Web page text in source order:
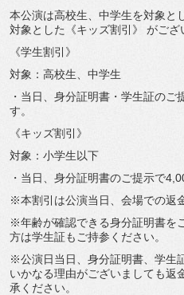
本公演は高校生、中学生を対象と
対象とした《キッズ割引》 がござ
《学生割引》
対象：高校生、中学生
・当日、身分証明書・学生証のご
す。
《キッズ割引》
対象：小学生以下
・当日、身分証明書のご提示で
※本割引は公演当日、会場での返
※年齢が確認できる身分証明書を
方は学生証もご持参ください。
※公演日当日、身分証明書、学生
いかなる理由がございましても返
承ください。